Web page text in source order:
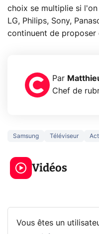
choix se multiplie si
LG, Philips, Sony,
continuent de proposer
Par
Chef de
Samsung Téléviseur
Vidéos
5 générations
jeux dans la
prochaine
Vous êtes un